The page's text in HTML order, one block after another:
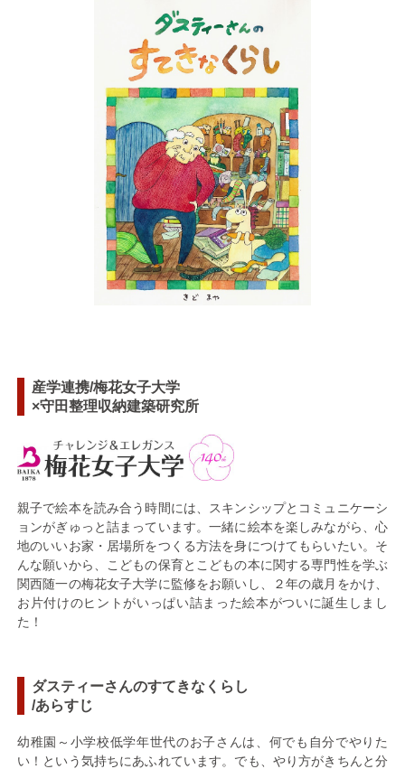
産学連携/梅花女子大学
×守田整理収納建築研究所
親子で絵本を読み合う時間には、スキンシップとコミュニケーシ
ョンがぎゅっと詰まっています。一緒に絵本を楽しみながら、心
地のいいお家・居場所をつくる方法を身につけてもらいたい。そ
んな願いから、こどもの保育とこどもの本に関する専門性を学ぶ
関西随一の梅花女子大学に監修をお願いし、２年の歳月をかけ、
お片付けのヒントがいっぱい詰まった絵本がついに誕生しまし
た！
ダスティーさんのすてきなくらし
/あらすじ
幼稚園～小学校低学年世代のお子さんは、何でも自分でやりた
い！という気持ちにあふれています。でも、やり方がきちんと分